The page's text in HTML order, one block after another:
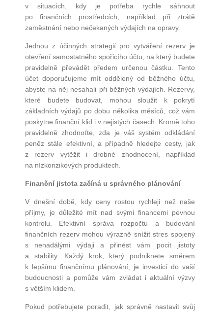
v situacích, kdy je potřeba rychle sáhnout
po finančních prostředcích, například při ztrátě
zaměstnání nebo nečekaných výdajích na opravy.
Jednou z účinných strategií pro vytváření rezerv je
otevření samostatného spořicího účtu, na který budete
pravidelně převádět předem určenou částku. Tento
účet doporučujeme mít oddělený od běžného účtu,
abyste na něj nesahali při běžných výdajích. Rezervy,
které budete budovat, mohou sloužit k pokrytí
základních výdajů po dobu několika měsíců, což vám
poskytne finanční klid i v nejistých časech. Kromě toho
pravidelně zhodnoťte, zda je váš systém odkládání
peněz stále efektivní, a případně hledejte cesty, jak
z rezerv vytěžit i drobné zhodnocení, například
na nízkorizikových produktech.
Finanční jistota začíná u správného plánování
V dnešní době, kdy ceny rostou rychleji než naše
příjmy, je důležité mít nad svými financemi pevnou
kontrolu. Efektivní správa rozpočtu a budování
finančních rezerv mohou výrazně snížit stres spojený
s nenadálými výdaji a přinést vám pocit jistoty
a stability. Každý krok, který podniknete směrem
k lepšímu finančnímu plánování, je investicí do vaší
budoucnosti a pomůže vám zvládat i aktuální výzvy
s větším klidem.
Pokud potřebujete poradit, jak správně nastavit svůj